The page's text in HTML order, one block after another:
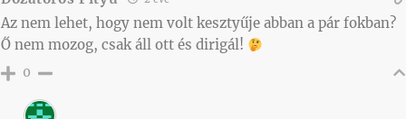
Az nem lehet, hogy nem volt kesztyűje abban a pár fokban?
Ő nem mozog, csak áll ott és dirigál!
0